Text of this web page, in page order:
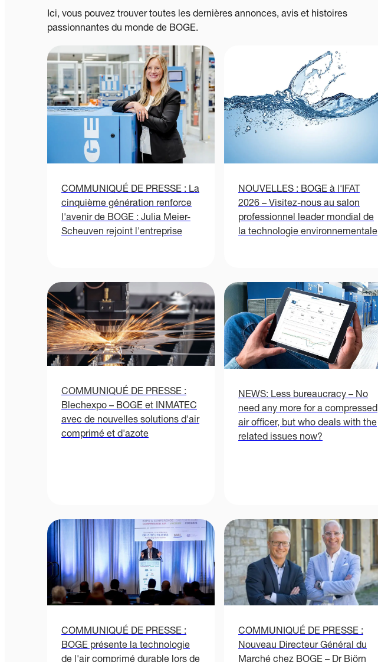
Ici, vous pouvez trouver toutes les dernières annonces, avis et histoires
passionnantes du monde de BOGE.
COMMUNIQUÉ DE PRESSE : La
cinquième génération renforce
l'avenir de BOGE : Julia Meier-
Scheuven rejoint l'entreprise
NOUVELLES : BOGE à l'IFAT
2026 – Visitez-nous au salon
professionnel leader mondial de
la technologie environnementale
COMMUNIQUÉ DE PRESSE :
Blechexpo – BOGE et INMATEC
avec de nouvelles solutions d'air
comprimé et d'azote
NEWS: Less bureaucracy – No
need any more for a compressed
air officer, but who deals with the
related issues now?
COMMUNIQUÉ DE PRESSE :
BOGE présente la technologie
COMMUNIQUÉ DE PRESSE :
Nouveau Directeur Général du